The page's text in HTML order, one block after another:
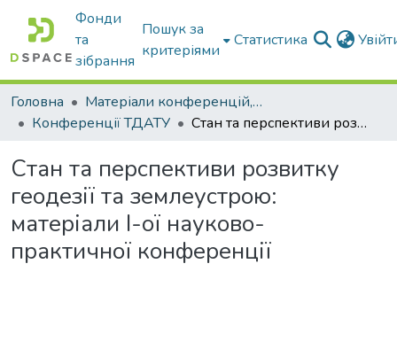
Фонди
та
зібрання
Пошук за
критеріями
Статистика
Головна
Матеріали конференцій, збірники ТДАТУ
Конференції ТДАТУ
Стан та перспективи розвитку геодезії та землеустрою: матеріали I-ої науково-практичної конференції
Стан та перспективи розвитку
геодезії та землеустрою:
матеріали I-ої науково-
практичної конференції